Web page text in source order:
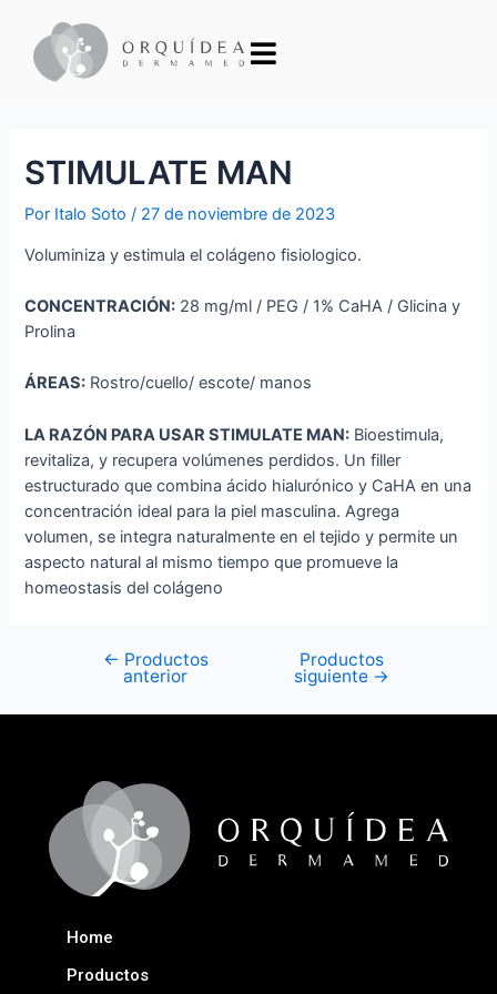
STIMULATE MAN
Por Italo Soto/ 27 de noviembre de 2023
Voluminiza y estimula el colágeno fisiologico.
CONCENTRACIÓN: 28 mg/ml / PEG / 1% CaHA / Glicina y
Prolina
ÁREAS: Rostro/cuello/ escote/ manos
LA RAZÓN PARA USAR STIMULATE MAN: Bioestimula,
revitaliza, y recupera volúmenes perdidos. Un filler
estructurado que combina ácido hialurónico y CaHA en una
concentración ideal para la piel masculina. Agrega
volumen, se integra naturalmente en el tejido y permite un
aspecto natural al mismo tiempo que promueve la
homeostasis del colágeno
← Productos
anterior
Productos
siguiente →
Home
Productos